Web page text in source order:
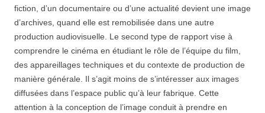
fiction, d’un documentaire ou d’une actualité devient une image
d’archives, quand elle est remobilisée dans une autre
production audiovisuelle. Le second type de rapport vise à
comprendre le cinéma en étudiant le rôle de l’équipe du film,
des appareillages techniques et du contexte de production de
manière générale. Il s’agit moins de s’intéresser aux images
diffusées dans l’espace public qu’à leur fabrique. Cette
attention à la conception de l’image conduit à prendre en